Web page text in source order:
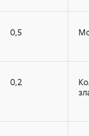
0,5
0,2